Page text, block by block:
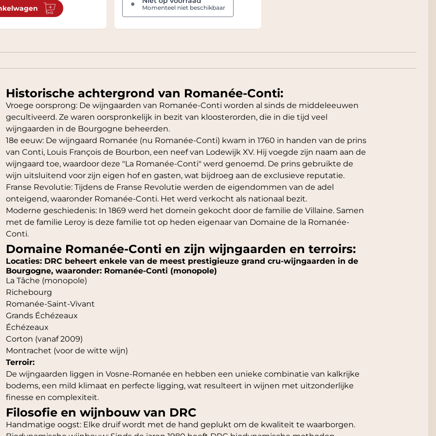
● Momenteel niet beschikbaar
Historische achtergrond van Romanée-Conti:
Vroege oorsprong: De wijngaarden van Romanée-Conti worden al sinds de middeleeuwen
gecultiveerd. Ze waren oorspronkelijk in bezit van kloosterorden, die in die tijd veel
wijngaarden in de Bourgogne beheerden.
18e eeuw: De wijngaard Romanée (nu Romanée-Conti) kwam in 1760 in handen van de prins
van Conti, Louis François de Bourbon, een neef van Lodewijk XV. Hij voegde zijn naam aan de
wijngaard toe, waardoor deze "La Romanée-Conti" werd genoemd. De prins gebruikte de
wijn uitsluitend voor zijn eigen hof en gasten, wat bijdroeg aan de exclusieve reputatie.
Franse Revolutie: Tijdens de Franse Revolutie werden de eigendommen van de adel
onteigend, waaronder Romanée-Conti. Het werd verkocht als nationaal bezit.
Moderne geschiedenis: In 1869 werd het domein gekocht door de familie de Villaine. Samen
met de familie Leroy is deze familie tot op heden eigenaar van Domaine de la Romanée-
Conti.
Domaine Romanée-Conti en zijn wijngaarden en terroirs:
Locaties: DRC beheert enkele van de meest prestigieuze grand cru-wijngaarden in de
Bourgogne, waaronder: Romanée-Conti (monopole)
La Tâche (monopole)
Richebourg
Romanée-Saint-Vivant
Grands Échézeaux
Échézeaux
Corton (vanaf 2009)
Montrachet (voor de witte wijn)
Terroir:
De wijngaarden liggen in Vosne-Romanée en hebben een unieke combinatie van kalkrijke
bodems, een mild klimaat en perfecte ligging, wat resulteert in wijnen met uitzonderlijke
finesse en complexiteit.
Filosofie en wijnbouw van DRC
Handmatige oogst: Elke druif wordt met de hand geplukt om de kwaliteit te waarborgen.